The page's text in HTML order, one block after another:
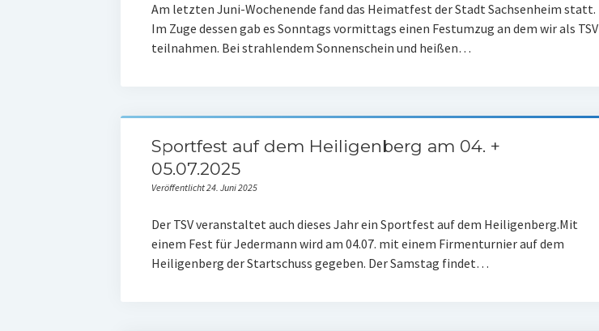
Am letzten Juni-Wochenende fand das Heimatfest der Stadt Sachsenheim statt.
Im Zuge dessen gab es Sonntags vormittags einen Festumzug an dem wir als TSV
teilnahmen. Bei strahlendem Sonnenschein und heißen…
Sportfest auf dem Heiligenberg am 04. +
05.07.2025
Veröffentlicht 24. Juni 2025
Der TSV veranstaltet auch dieses Jahr ein Sportfest auf dem Heiligenberg.Mit
einem Fest für Jedermann wird am 04.07. mit einem Firmenturnier auf dem
Heiligenberg der Startschuss gegeben. Der Samstag findet…